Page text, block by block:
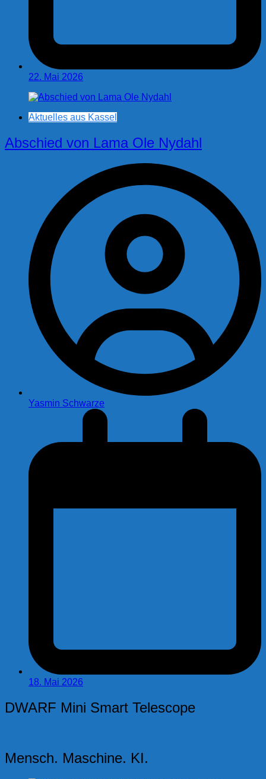
22. Mai 2026
Aktuelles aus Kassel
Abschied von Lama Ole Nydahl
Yasmin Schwarze
18. Mai 2026
DWARF Mini Smart Telescope
Mensch. Maschine. KI.